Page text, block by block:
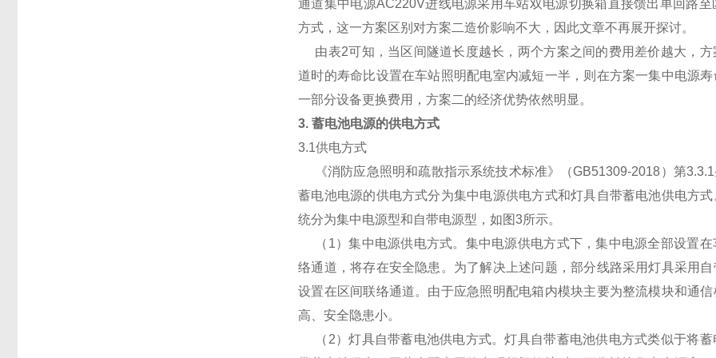
通道集中电源AC220V进线电源采用车站双电源切换箱直接馈出单回路
方式，这一方案区别对方案二造价影响不大，因此文章不再展开探讨。
由表2可知，当区间隧道长度越长，两个方案之间的费用差价越大，
道时的寿命比设置在车站照明配电室内减短一半，则在方案一集中电源
一部分设备更换费用，方案二的经济优势依然明显。
3. 蓄电池电源的供电方式
3.1供电方式
《消防应急照明和疏散指示系统技术标准》（GB51309-2018）第
蓄电池电源的供电方式分为集中电源供电方式和灯具自带蓄电池供电方
统分为集中电源型和自带电源型，如图3所示。
（1）集中电源供电方式。集中电源供电方式下，集中电源全部设置
络通道，将存在安全隐患。为了解决上述问题，部分线路采用灯具采用
设置在区间联络通道。由于应急照明配电箱内模块主要为整流模块和通
高、安全隐患小。
（2）灯具自带蓄电池供电方式。灯具自带蓄电池供电方式类似于将